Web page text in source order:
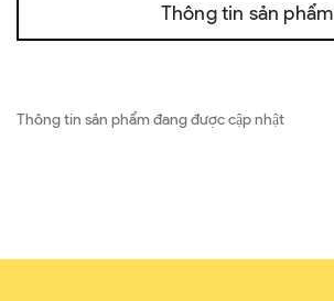
Thông tin sản phẩm
Thông tin sản phẩm đang được cập nhật